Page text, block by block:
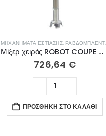
ΜΗΧΑΝΉΜΑΤΑ ΕΣΤΊΑΣΗΣ, ΡΑΒΔΟΜΠΛΈΝΤΕΡ- ΜΊΞΕΡ ΧΕΙΡΌΣ
Μίξερ χειρός ROBOT COUPE MP350 Ultra Easy Plug 34800L
726,64 €
ΠΡΟΣΘΉΚΗ ΣΤΟ ΚΑΛΆΘΙ